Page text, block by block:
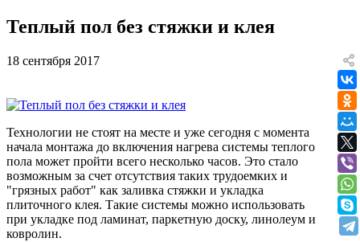
Теплый пол без стяжки и клея
18 сентября 2017
Технологии не стоят на месте и уже сегодня с момента
начала монтажа до включения нагрева системы теплого
пола может пройти всего несколько часов. Это стало
возможным за счет отсутствия таких трудоемких и
"грязных работ" как заливка стяжки и укладка
плиточного клея. Такие системы можно использовать
при укладке под ламинат, паркетную доску, линолеум и
ковролин.